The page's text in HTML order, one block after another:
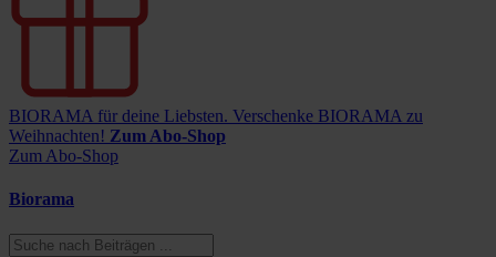
BIORAMA für deine Liebsten. Verschenke BIORAMA zu
Weihnachten! Zum Abo-Shop
Zum Abo-Shop
Biorama